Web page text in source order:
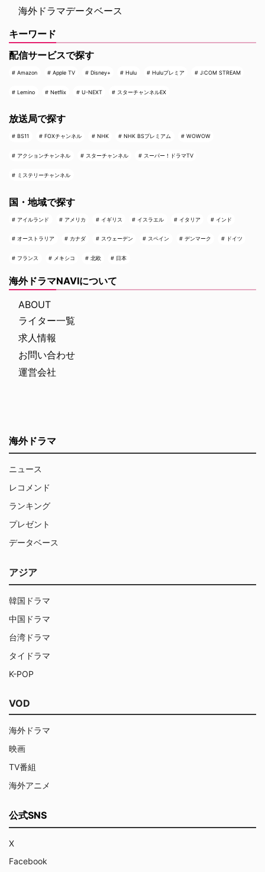
海外ドラマデータベース
キーワード
配信サービスで探す
Amazon Apple TV Disney+ Hulu Huluプレミア J:COM STREAM
Lemino Netflix U-NEXT スターチャンネルEX
放送局で探す
BS11 FOXチャンネル NHK NHK BSプレミアム WOWOW
アクションチャンネル スターチャンネル スーパー！ドラマTV
ミステリーチャンネル
国・地域で探す
アイルランド アメリカ イギリス イスラエル イタリア インド
オーストラリア カナダ スウェーデン スペイン デンマーク ドイツ
フランス メキシコ 北欧 日本
海外ドラマNAVIについて
ABOUT
ライター一覧
求人情報
お問い合わせ
運営会社
海外ドラマ
ニュース
レコメンド
ランキング
プレゼント
データベース
アジア
韓国ドラマ
中国ドラマ
台湾ドラマ
タイドラマ
K-POP
VOD
海外ドラマ
映画
TV番組
海外アニメ
公式SNS
X
Facebook